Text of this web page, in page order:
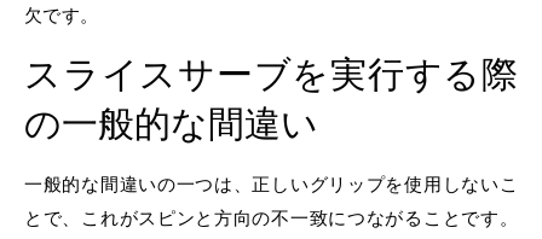
欠です。
スライスサーブを実行する際
の一般的な間違い
一般的な間違いの一つは、正しいグリップを使用しないこ
とで、これがスピンと方向の不一致につながることです。